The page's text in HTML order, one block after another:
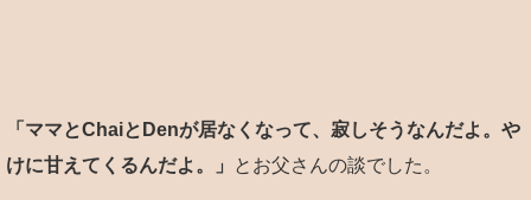
「ママとChaiとDenが居なくなって、寂しそうなんだよ。や
けに甘えてくるんだよ。」
とお父さんの談でした。